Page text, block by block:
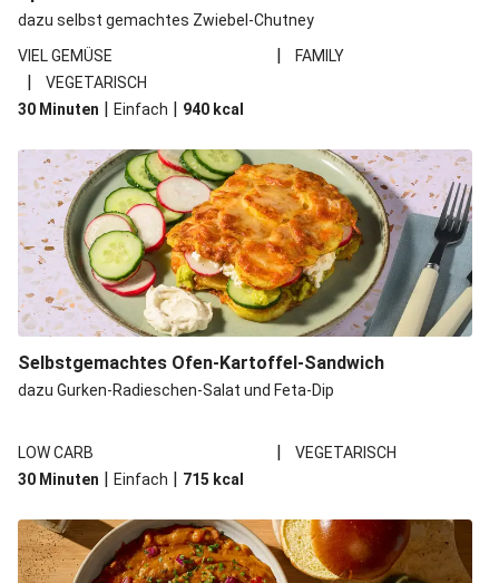
dazu selbst gemachtes Zwiebel-Chutney
VIEL GEMÜSE
| FAMILY
|
VEGETARISCH
30 Minuten | Einfach | 940 kcal
Selbstgemachtes Ofen-Kartoffel-Sandwich
dazu Gurken-Radieschen-Salat und Feta-Dip
LOW CARB |
VEGETARISCH
30 Minuten | Einfach | 715 kcal